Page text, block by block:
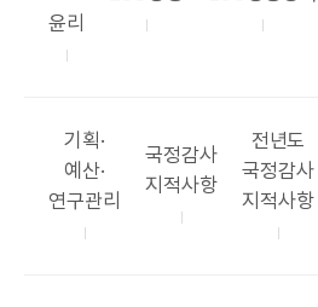
항
고
윤리
카
테
고
기획·
예산·
연구관리
공
표
국정감사
지적사항
공
표
항
전년도
국정감사
지적사항